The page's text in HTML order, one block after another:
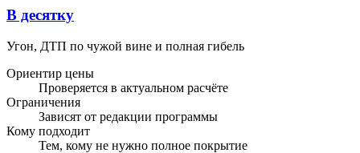
В десятку
Угон, ДТП по чужой вине и полная гибель
Ориентир цены
Проверяется в актуальном расчёте
Ограничения
Зависят от редакции программы
Кому подходит
Тем, кому не нужно полное покрытие